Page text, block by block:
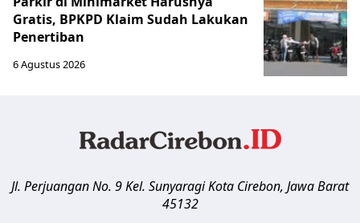
Gratis, BPKPD Klaim Sudah Lakukan
Penertiban
6 Agustus 2026
Jl. Perjuangan No. 9 Kel. SunyaragiKota Cirebon, Jawa Barat
45132